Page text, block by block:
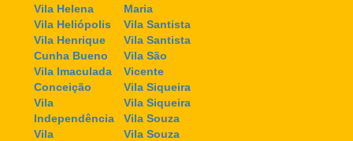
Vila Helena
Vila Heliópolis
Vila Henrique
Cunha Bueno
Vila Imaculada
Conceição
Vila
Independência
Vila
Maria
Vila Santista
Vila Santista
Vila São
Vicente
Vila Siqueira
Vila Siqueira
Vila Souza
Vila Souza